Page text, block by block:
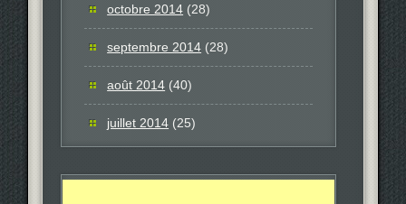
octobre 2014 (28)
septembre 2014 (28)
août 2014 (40)
juillet 2014 (25)